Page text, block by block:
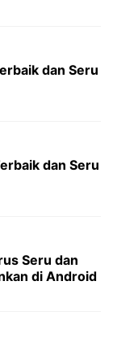
dan Seru
dan Seru
Seru dan
di Android